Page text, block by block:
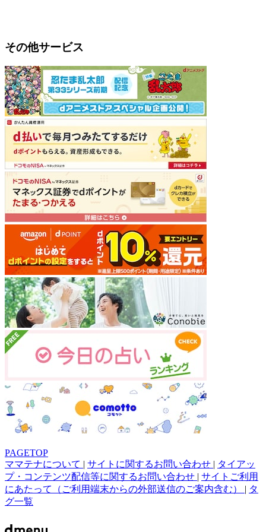
その他サービス
PAGETOP
ママテナについて | サイトに関するお問い合わせ | タイアッ
プ・コンテンツ配信等に関するお問い合わせ | サイトご利用
にあたって（ご利用端末からの外部送信のご案内含む） | タ
グ一覧